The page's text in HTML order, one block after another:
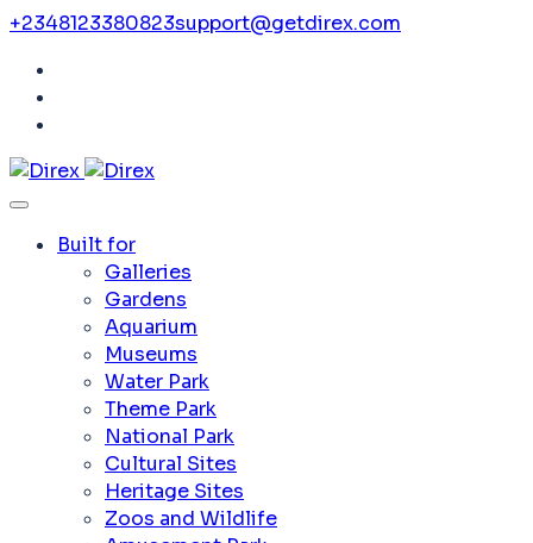
+2348123380823support@getdirex.com
Built for
Galleries
Gardens
Aquarium
Museums
Water Park
Theme Park
National Park
Cultural Sites
Heritage Sites
Zoos and Wildlife